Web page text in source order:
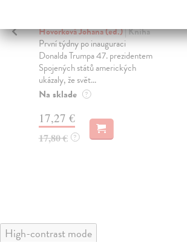
Hovorková Johana (ed.)| Kniha
První týdny po inauguraci
Donalda Trumpa 47. prezidentem
Spojených států amerických
ukázaly, že svět...
Na sklade ?
17,27 €
17,80 € ?
High-contrast mode